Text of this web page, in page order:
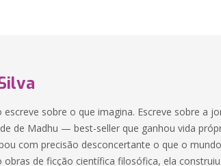
escreve sobre o que imagina. Escreve sobre a
de Madhu — best-seller que ganhou vida
com precisão desconcertante o que o
de ficção científica filosófica, ela